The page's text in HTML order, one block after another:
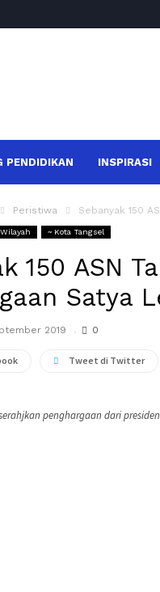
PENDIDIKAN INSPIRASI
Peristiwa Sebanyak 150
Wilayah ~ Kota Tangsel
150 ASN
Satya
2019 0
Tweet di Twitter
penghargaan dari